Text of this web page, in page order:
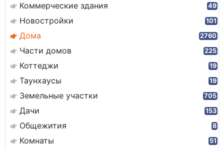
Коммерческие здания 49
Новостройки 101
Дома 2760
Части домов 225
Коттеджи 19
Таунхаусы 19
Земельные участки 705
Дачи 153
Общежития 8
Комнаты 51